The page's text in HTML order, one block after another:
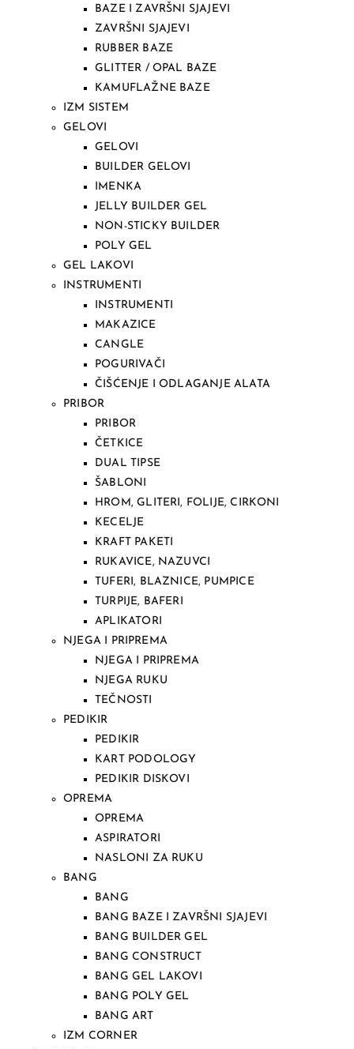
BAZE I ZAVRŠNI SJAJEVI
ZAVRŠNI SJAJEVI
RUBBER BAZE
GLITTER / OPAL BAZE
KAMUFLAŽNE BAZE
IZM SISTEM
GELOVI
GELOVI
BUILDER GELOVI
IMENKA
JELLY BUILDER GEL
NON-STICKY BUILDER
POLY GEL
GEL LAKOVI
INSTRUMENTI
INSTRUMENTI
MAKAZICE
CANGLE
POGURIVAČI
ČIŠĆENJE I ODLAGANJE ALATA
PRIBOR
PRIBOR
ČETKICE
DUAL TIPSE
ŠABLONI
HROM, GLITERI, FOLIJE, CIRKONI
KECELJE
KRAFT PAKETI
RUKAVICE, NAZUVCI
TUFERI, BLAZNICE, PUMPICE
TURPIJE, BAFERI
APLIKATORI
NJEGA I PRIPREMA
NJEGA I PRIPREMA
NJEGA RUKU
TEČNOSTI
PEDIKIR
PEDIKIR
KART PODOLOGY
PEDIKIR DISKOVI
OPREMA
OPREMA
ASPIRATORI
NASLONI ZA RUKU
BANG
BANG
BANG BAZE I ZAVRŠNI SJAJEVI
BANG BUILDER GEL
BANG CONSTRUCT
BANG GEL LAKOVI
BANG POLY GEL
BANG ART
IZM CORNER